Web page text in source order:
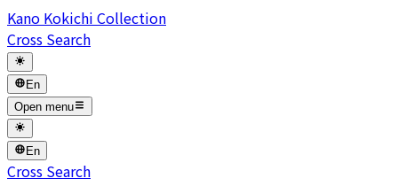
Kano Kokichi Collection
Cross Search
En
Open menu
En
Cross Search